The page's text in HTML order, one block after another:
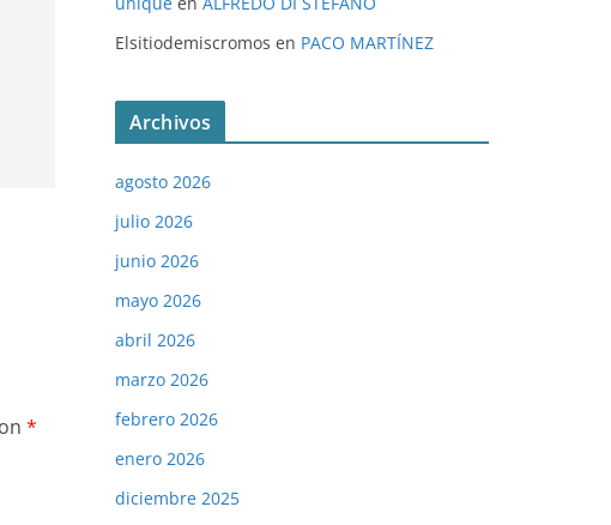
*
Elsitiodemiscromos en PACO MARTÍNEZ
Archivos
agosto 2026
julio 2026
junio 2026
mayo 2026
abril 2026
marzo 2026
febrero 2026
enero 2026
diciembre 2025